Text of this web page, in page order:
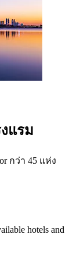
แรม
กว่า 45 แห่ง
hotels and